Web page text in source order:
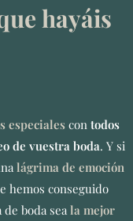
hayáis
especiales con todos
de vuestra boda. Y si
lágrima de emoción
hemos conseguido
boda seala mejor